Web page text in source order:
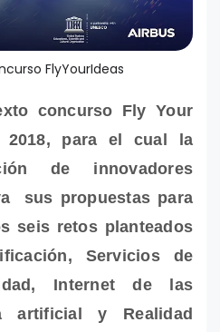
FlyYourIdeas
concurso Fly Your
para el cual la
de innovadores
sus propuestas para
seis retos planteados
Servicios de
Internet de las
artificial y Realidad